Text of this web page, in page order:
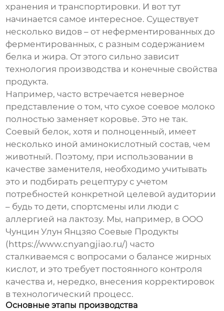
хранения и транспортировки. И вот тут
начинается самое интересное. Существует
несколько видов – от неферментированных до
ферментированных, с разным содержанием
белка и жира. От этого сильно зависит
технология производства и конечные свойства
продукта.
Например, часто встречается неверное
представление о том, что сухое соевое молоко
полностью заменяет коровье. Это не так.
Соевый белок, хотя и полноценный, имеет
несколько иной аминокислотный состав, чем
животный. Поэтому, при использовании в
качестве заменителя, необходимо учитывать
это и подбирать рецептуру с учетом
потребностей конкретной целевой аудитории
– будь то дети, спортсмены или люди с
аллергией на лактозу. Мы, например, в ООО
Чунцин Улун Янцзяо Соевые Продукты
(https://www.cnyangjiao.ru/) часто
сталкиваемся с вопросами о балансе жирных
кислот, и это требует постоянного контроля
качества и, нередко, внесения корректировок
в технологический процесс.
Основные этапы производства